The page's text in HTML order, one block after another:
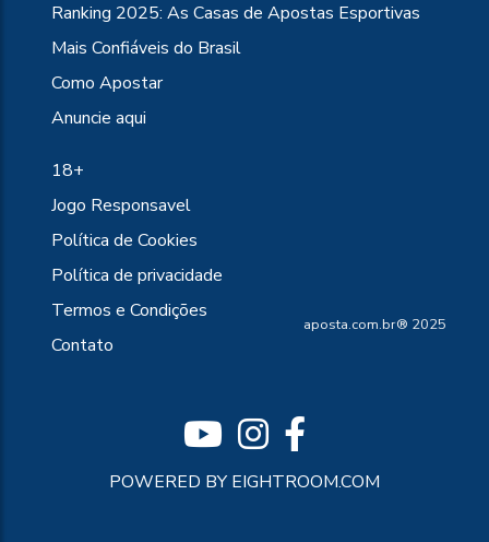
Ranking 2025: As Casas de Apostas Esportivas
Mais Confiáveis do Brasil
Como Apostar
Anuncie aqui
18+
Jogo Responsavel
Política de Cookies
Política de privacidade
Termos e Condições
Contato
aposta.com.br® 2025
POWERED BY EIGHTROOM.COM